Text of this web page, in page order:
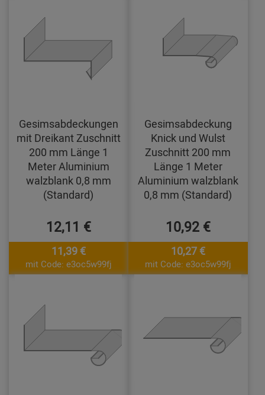
Gesimsabdeckungen
mit Dreikant Zuschnitt
200 mm Länge 1
Meter Aluminium
walzblank 0,8 mm
(Standard)
12,11 €
11,39 €
mit Code: e3oc5w99fj
Gesimsabdeckung
Knick und Wulst
Zuschnitt 200 mm
Länge 1 Meter
Aluminium walzblank
0,8 mm (Standard)
10,92 €
10,27 €
mit Code: e3oc5w99fj